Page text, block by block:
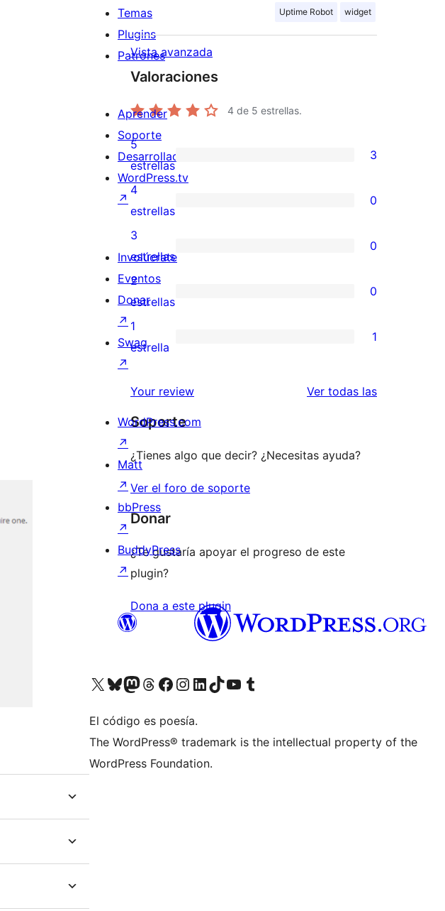
Uptime Robot widget
Vista avanzada
Valoraciones
4 de 5 estrellas.
3
valoraciones
de
5
estrellas
5
estrellas
3
0
valoraciones
de
4
estrellas
4
estrellas
0
0
valoraciones
de
3
estrellas
3
estrellas
0
0
valoraciones
de
estrellas
2
estrellas
0
1
de
estrellas
1
estrella
1
Your review Ver todas lasvaloraciones
Soporte
¿Tienes algo que decir? ¿Necesitas ayuda?
Ver el foro de soporte
Donar
¿Te gustaría apoyar el progreso de este
plugin?
Dona a este plugin
Temas
Plugins
Patrones
Aprender
Soporte
Desarrolladores
WordPress.tv
↗
Involúcrate
Eventos
Donar
↗
Swag
↗
WordPress.com
↗
Matt
↗
bbPress
↗
BuddyPress
↗
Visita nuestra cuenta de X (anteriormente Twitter)
Visita nuestra cuenta de Bluesky
Visita nuestra cuenta de Mastodon
Visita nuestra cuenta de Threads
Visita nuestra página de Facebook
Visita nuestra cuenta de Instagram
Visita nuestra cuenta de LinkedIn
Visita nuestra cuenta de TikTok
Visita nuestro canal de YouTube
Visita nuestra cuenta de Tumblr
El código es poesía.
The WordPress® trademark is the intellectual property of the
WordPress Foundation.